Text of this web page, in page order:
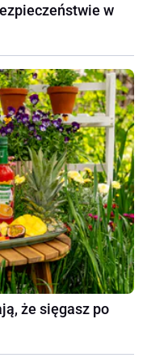
w
że sięgasz po